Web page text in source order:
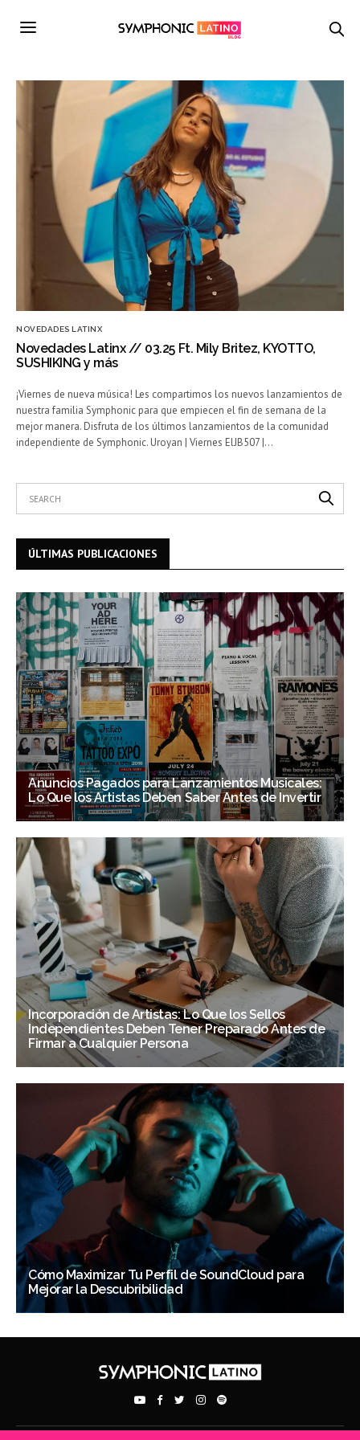
NOVEDADES LATINX
Novedades Latinx // 03.25 Ft. Mily Britez, KYOTTO,
SUSHIKING y más
¡Viernes de nueva música! Les compartimos los nuevos lanzamientos de
nuestra familia Symphonic para que empiecen el fin de semana de la
mejor manera. Disfruta de los últimos lanzamientos de la comunidad
independiente de Symphonic. Uroyan | Viernes ElJB507 |…
ÚLTIMAS PUBLICACIONES
Anuncios Pagados para Lanzamientos Musicales:
Lo Que los Artistas Deben Saber Antes de Invertir
Incorporación de Artistas: Lo Que los Sellos
Independientes Deben Tener Preparado Antes de
Firmar a Cualquier Persona
Cómo Maximizar Tu Perfil de SoundCloud para
Mejorar la Descubribilidad